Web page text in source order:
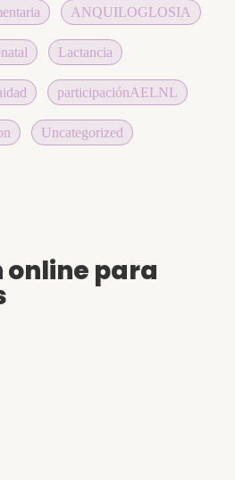
ANQUILOGLOSIA
Lactancia
participaciónAELNL
Uncategorized
online para